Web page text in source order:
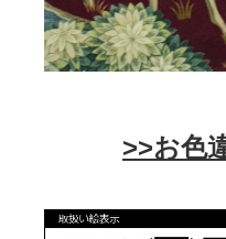
>>お色